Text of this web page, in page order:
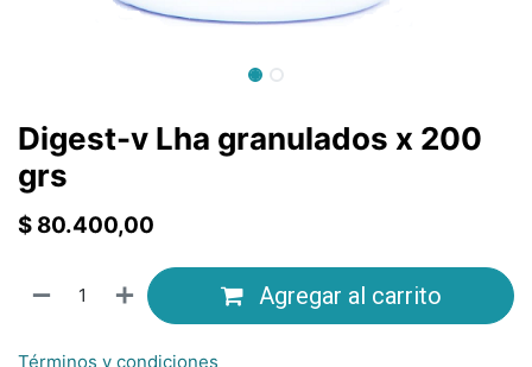
Digest-v Lha granulados x 200
grs
$ 80.400,00
Agregar al carrito
Términos y condiciones